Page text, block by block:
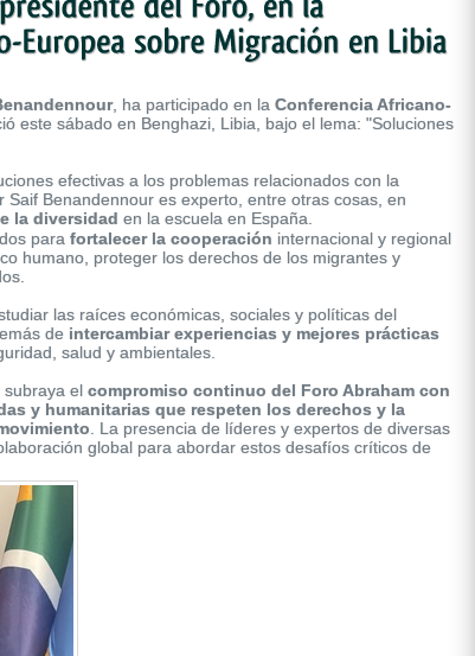
, ha participado en la Conferencia Africano-
este sábado en Benghazi, Libia, bajo el lema: "Soluciones
efectivas a los problemas relacionados con la
Benandennour es experto, entre otras cosas, en
la diversidad en la escuela en España.
by a self-winding mechanical movement.
para fortalecer la cooperación internacional y regional
humano, proteger los derechos de los migrantes y
las raíces económicas, sociales y políticas del
de intercambiar experiencias y mejores prácticas
salud y ambientales.
subraya el compromiso continuo del Foro Abraham con
y humanitarias que respeten los derechos y la
. La presencia de líderes y expertos de diversas
global para abordar estos desafíos críticos de